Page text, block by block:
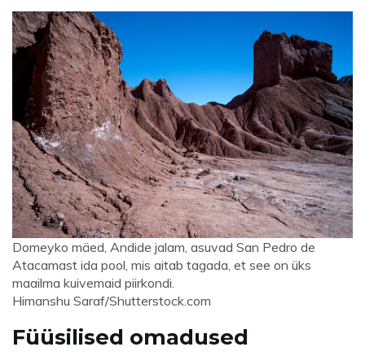
Domeyko mäed, Andide jalam, asuvad San Pedro de
Atacamast ida pool, mis aitab tagada, et see on üks
maailma kuivemaid piirkondi.
Himanshu Saraf/Shutterstock.com
Füüsilised omadused